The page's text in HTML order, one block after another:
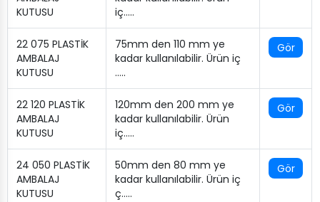
KUTUSU
iç…..
22 075 PLASTİK
AMBALAJ
KUTUSU
75mm den 110 mm ye
kadar kullanılabilir. Ürün iç
…..
Gör
22 120 PLASTİK
AMBALAJ
KUTUSU
120mm den 200 mm ye
kadar kullanılabilir. Ürün
iç…..
Gör
24 050 PLASTİK
AMBALAJ
KUTUSU
50mm den 80 mm ye
kadar kullanılabilir. Ürün iç
ç…..
Gör